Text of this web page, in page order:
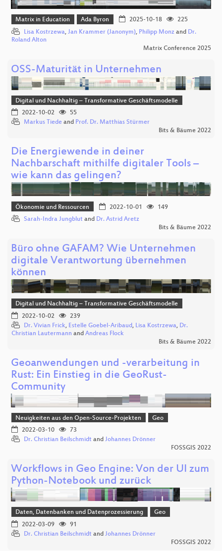
Matrix in Education Ada Byron 2025-10-18
225
Lisa Kostrzewa, Jan Krammer (Janonym), Philipp Monz and Dr.
Roland Alton
Matrix Conference 2025
OSS-Maturität in Unternehmen
Digital und Nachhaltig – Transformative Geschäftsmodelle
2022-10-02
55
Markus Tiede and Prof. Dr. Matthias Stürmer
Bits & Bäume 2022
Die Energiewende in deiner
Nachbarschaft mithilfe digitaler Tools –
wie kann das gelingen?
Ökonomie und Ressourcen 2022-10-01
149
Sarah-Indra Jungblut and Dr. Astrid Aretz
Bits & Bäume 2022
Büro ohne GAFAM? Wie Unternehmen
digitale Verantwortung übernehmen
können
Digital und Nachhaltig – Transformative Geschäftsmodelle
2022-10-02
239
Dr. Vivian Frick, Estelle Goebel-Aribaud, Lisa Kostrzewa, Dr.
Christian Lautermann and Andreas Flock
Bits & Bäume 2022
Geoanwendungen und -verarbeitung in
Rust: Ein Einstieg in die GeoRust-
Community
Neuigkeiten aus den Open-Source-Projekten
Geo
2022-03-10
73
Dr. Christian Beilschmidt and Johannes Drönner
FOSSGIS 2022
Workflows in Geo Engine: Von der UI zum
Python-Notebook und zurück
Daten, Datenbanken und Datenprozessierung
Geo
2022-03-09
91
Dr. Christian Beilschmidt and Johannes Drönner
FOSSGIS 2022